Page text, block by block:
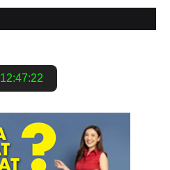
12:47:23